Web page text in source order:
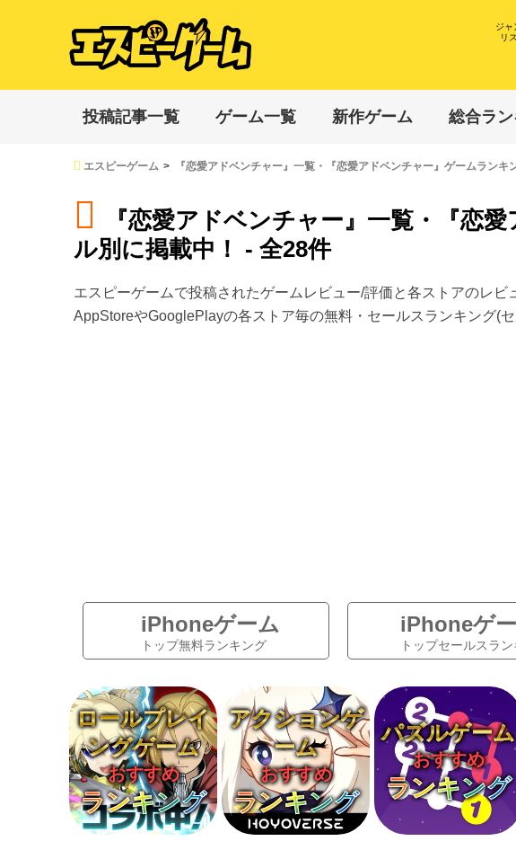
ジャ
リ
投稿記事一覧 ゲーム一覧 新作ゲーム 総合ラ
エスピーゲーム 『恋愛アドベンチャー』一覧・『恋愛アドベンチャー』ゲームランキ
『恋愛アドベンチャー』一覧・『恋
ル別に掲載中！ - 全28件
エスピーゲームで投稿されたゲームレビュー/評価と各ストアのレビ
AppStoreやGooglePlayの各ストア毎の無料・セールスランキング(
iPhoneゲーム
トップ無料ランキング
iPhoneゲ
トップセールスラ
ロールプレイ
ングゲーム
おすすめ
ランキング
アクションゲ
ーム
おすすめ
ランキング
パズルゲーム
おすすめ
ランキング